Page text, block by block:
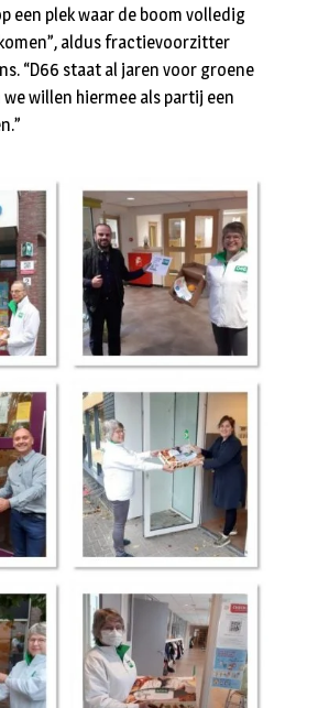
een plek waar de boom volledig
aldus fractievoorzitter
“D66 staat al jaren voor groene
willen hiermee als partij een